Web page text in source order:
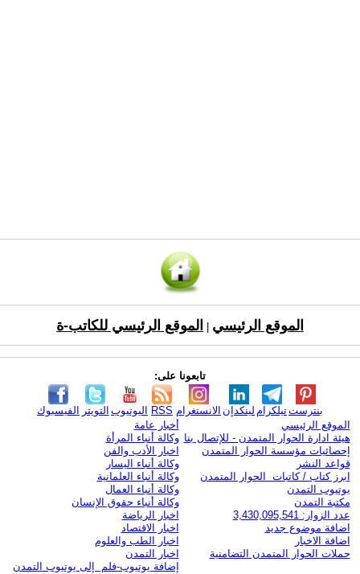
الموقع الرئيسي الموقع الرئيسي للكاتب-ة
تابعونا على:
الفيسبوك التويتر اليوتيوب RSS الانستغرام لينكدإن تيلكرامبنترست
الموقع الرئيسي
هيئة ادارة الحوار المتمدن - للإتصال بنا
إحصائيات مؤسسة الحوار المتمدن
قواعد النشر
ابرز كتاب / كاتبات الحوار المتمدن
يوتيوب التمدن
مكتبة التمدن
عدد الزوار: 3,430,095,541
اضافة موضوع جديد
اضافة الاخبار
حملات الحوار المتمدن التضامنية
أخبار عامة
وكالة أنباء المرأة
اخبار الأدب والفن
وكالة أنباء اليسار
وكالة أنباء العلمانية
وكالة أنباء العمال
وكالة أنباء حقوق الإنسان
اخبار الرياضة
اخبار الاقتصاد
اخبار الطب والعلوم
اخبار التمدن
إضافة يوتيوب-فلم إلى يوتيوب التمدن